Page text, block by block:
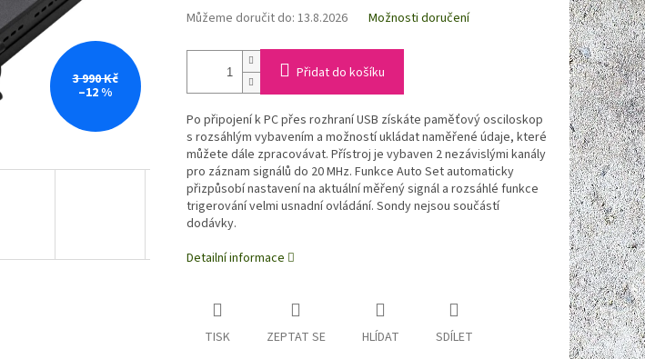
3 990 Kč
–12 %
Můžeme doručit do: 13.8.2026 Možnosti doručení
Přidat do košíku
Po připojení k PC přes rozhraní USB získáte paměťový osciloskop
s rozsáhlým vybavením a možností ukládat naměřené údaje, které
můžete dále zpracovávat. Přístroj je vybaven 2 nezávislými kanály
pro záznam signálů do 20 MHz. Funkce Auto Set automaticky
přizpůsobí nastavení na aktuální měřený signál a rozsáhlé funkce
trigerování velmi usnadní ovládání. Sondy nejsou součástí
dodávky.
Detailní informace
TISK ZEPTAT SE HLÍDAT SDÍLET